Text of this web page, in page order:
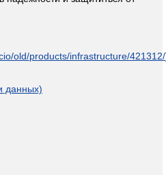
old/products/infrastructure/421312/
данных)